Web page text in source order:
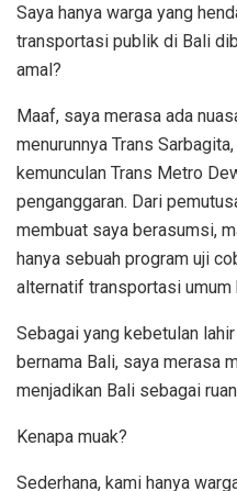
Saya hanya warga yang
transportasi publik di Bali
amal?
Maaf, saya merasa ada
menurunnya Trans
kemunculan Trans Metro
penganggaran. Dari
membuat saya berasumsi,
hanya sebuah program uji
alternatif transportasi umum
Sebagai yang kebetulan
bernama Bali, saya merasa
menjadikan Bali sebagai
Kenapa muak?
Sederhana, kami hanya